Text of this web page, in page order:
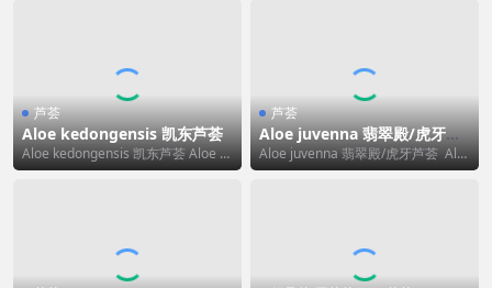
芦荟
Aloe kedongensis 凯东芦荟
Aloe kedongensis 凯东芦荟 Aloe k
edongensis 的...
芦荟
Aloe juvenna 翡翠殿/虎牙芦
荟
Aloe juvenna 翡翠殿/虎牙芦荟 Alo
e juvenna 的标准中...